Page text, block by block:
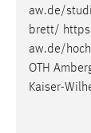
aw.de/
brett/
aw.de/
OTH
Kaiser-